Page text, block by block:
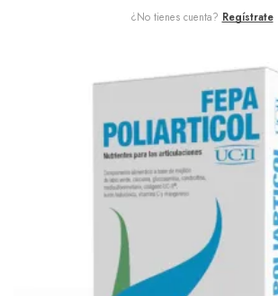
¿No tienes cuenta? Regístrate